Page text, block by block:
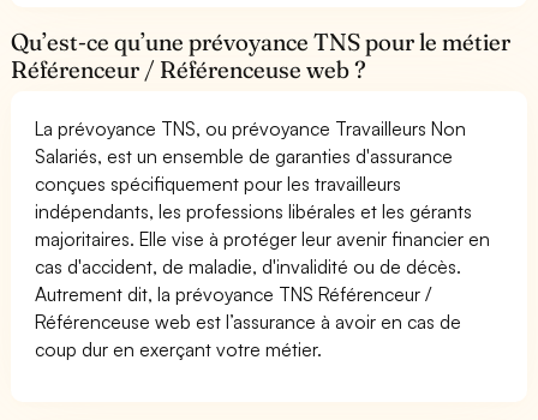
Qu’est-ce qu’une prévoyance TNS pour le métier
Référenceur / Référenceuse web ?
La prévoyance TNS, ou prévoyance Travailleurs Non
Salariés, est un ensemble de garanties d'assurance
conçues spécifiquement pour les travailleurs
indépendants, les professions libérales et les gérants
majoritaires. Elle vise à protéger leur avenir financier en
cas d'accident, de maladie, d'invalidité ou de décès.
Autrement dit, la prévoyance TNS Référenceur /
Référenceuse web est l’assurance à avoir en cas de
coup dur en exerçant votre métier.